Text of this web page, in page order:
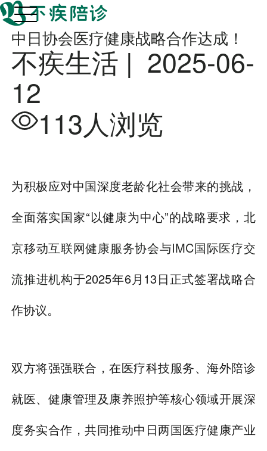
中日协会医疗健康战略合作达成！
不疾生活 | 2025-06-
12
113人浏览
为积极应对中国深度老龄化社会带来的挑战，
全面落实国家“以健康为中心”的战略要求， 北
京移动互联网健康服务协会与IMC国际医疗交
流推进机构于2025年6月13日正式签署战略合
作协议。
双方将强强联合，在医疗科技服务、海外陪诊
就医、健康管理及康养照护等核心领域开展深
度务实合作，共同推动中日两国医疗健康产业